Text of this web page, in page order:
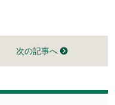
次の記事へ